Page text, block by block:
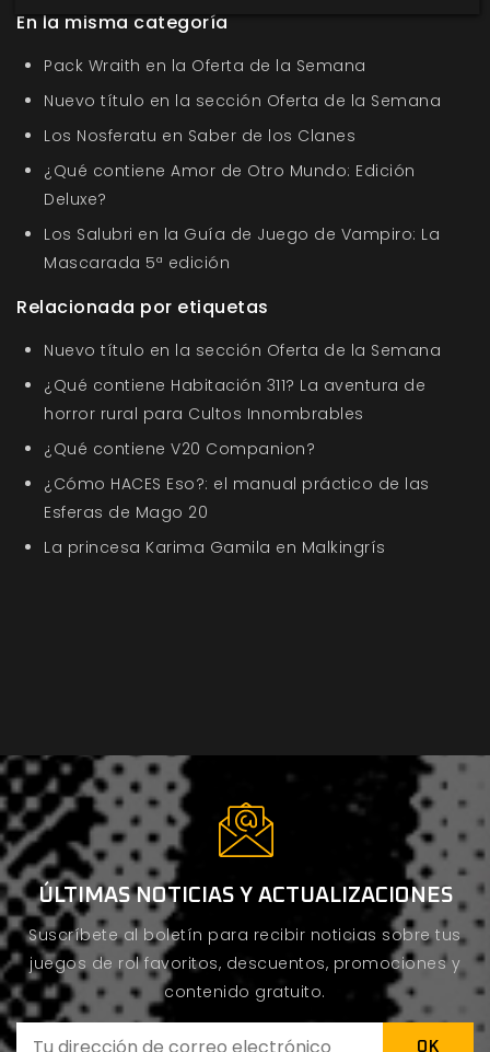
En la misma categoría
Pack Wraith en la Oferta de la Semana
Nuevo título en la sección Oferta de la Semana
Los Nosferatu en Saber de los Clanes
¿Qué contiene Amor de Otro Mundo: Edición
Deluxe?
Los Salubri en la Guía de Juego de Vampiro: La
Mascarada 5ª edición
Relacionada por etiquetas
Nuevo título en la sección Oferta de la Semana
¿Qué contiene Habitación 311? La aventura de
horror rural para Cultos Innombrables
¿Qué contiene V20 Companion?
¿Cómo HACES Eso?: el manual práctico de las
Esferas de Mago 20
La princesa Karima Gamila en Malkingrís
ÚLTIMAS NOTICIAS Y ACTUALIZACIONES
Suscríbete al boletín para recibir noticias sobre tus
juegos de rol favoritos, descuentos, promociones y
contenido gratuito.